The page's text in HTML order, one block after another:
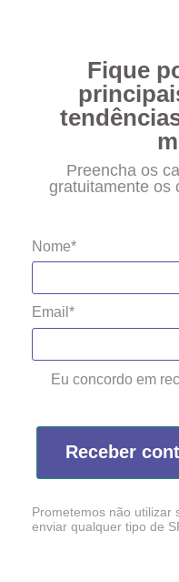
Fique
Preencha os
gratuitamente os
Nome*
Email*
Eu concordo em
Receber
Prometemos não utilizar
enviar qualquer tipo de